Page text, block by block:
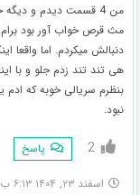
من 4 قسمت دیدم و
مث قرص خواب آور بود
هی تند تند زدم جلو و با
بنظرم سریالی خوبه که ادم
نبود.
2 پاسخ
اسفند ۲۳, ۱۴۰۴ ۶:۱۳ ب.ظ